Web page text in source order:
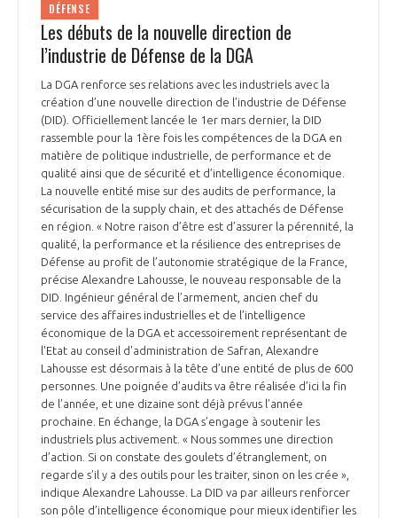
INNOVATION
INTERNATIONALISATION
DÉFENSE
Les débuts de la nouvelle direction de
l’industrie de Défense de la DGA
La DGA renforce ses relations avec les industriels avec la
création d’une nouvelle direction de l’industrie de Défense
(DID). Officiellement lancée le 1er mars dernier, la DID
rassemble pour la 1ère fois les compétences de la DGA en
matière de politique industrielle, de performance et de
qualité ainsi que de sécurité et d’intelligence économique.
La nouvelle entité mise sur des audits de performance, la
sécurisation de la supply chain, et des attachés de Défense
en région. « Notre raison d’être est d’assurer la pérennité, la
qualité, la performance et la résilience des entreprises de
Défense au profit de l’autonomie stratégique de la France,
précise Alexandre Lahousse, le nouveau responsable de la
DID. Ingénieur général de l’armement, ancien chef du
service des affaires industrielles et de l’intelligence
économique de la DGA et accessoirement représentant de
l'Etat au conseil d'administration de Safran, Alexandre
Lahousse est désormais à la tête d’une entité de plus de 600
personnes. Une poignée d’audits va être réalisée d’ici la fin
de l’année, et une dizaine sont déjà prévus l’année
prochaine. En échange, la DGA s’engage à soutenir les
industriels plus activement. « Nous sommes une direction
d’action. Si on constate des goulets d’étranglement, on
regarde s’il y a des outils pour les traiter, sinon on les crée »,
indique Alexandre Lahousse. La DID va par ailleurs renforcer
son pôle d’intelligence économique pour mieux identifier les